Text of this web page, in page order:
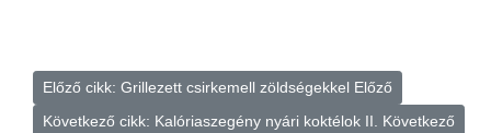
Előző cikk: Grillezett csirkemell zöldségekkel Előző
Következő cikk: Kalóriaszegény nyári koktélok II. Következő